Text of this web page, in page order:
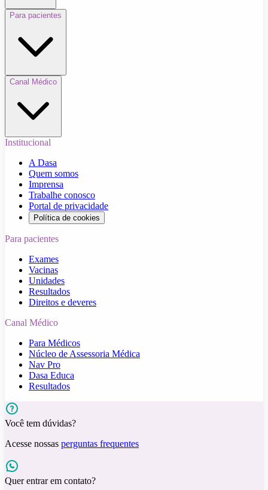
Para pacientes
Canal Médico
Institucional
A Dasa
Quem somos
Imprensa
Trabalhe conosco
Portal de privacidade
Política de cookies
Para pacientes
Exames
Vacinas
Unidades
Resultados
Direitos e deveres
Canal Médico
Para Médicos
Núcleo de Assessoria Médica
Nav Pro
Dasa Educa
Resultados
Você tem dúvidas?
Acesse nossas perguntas frequentes
Quer entrar em contato?